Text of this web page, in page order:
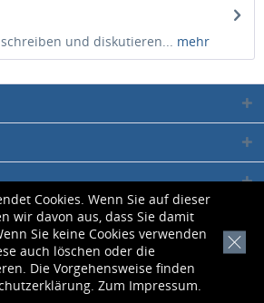
Cookies. Wenn Sie auf dieser
wir davon aus, dass Sie damit
Sie keine Cookies verwenden
auch löschen oder die
Die Vorgehensweise finden
. Zum Impressum.
[x]
und diskutieren... mehr
Mehrwertsteuer zzgl.Versandkosten, wenn nicht
anders beschrieben
AGB Impressum